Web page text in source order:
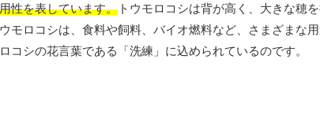
性を表しています。 トウモロコシは背が高く、大きな穂
ロコシは、食料や飼料、バイオ燃料など、さまざまな
シの花言葉である「洗練」に込められているのです。